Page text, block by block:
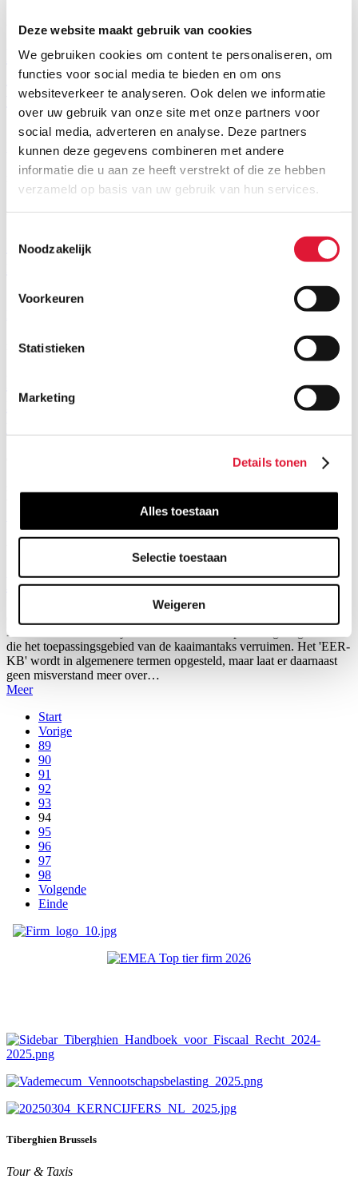
Deze website maakt gebruik van cookies
We gebruiken cookies om content te personaliseren, om
functies voor social media te bieden en om ons
websiteverkeer te analyseren. Ook delen we informatie
over uw gebruik van onze site met onze partners voor
social media, adverteren en analyse. Deze partners
kunnen deze gegevens combineren met andere
informatie die u aan ze heeft verstrekt of die ze hebben
verzameld op basis van uw gebruik van hun services.
Noodzakelijk
Voorkeuren
Statistieken
Marketing
Details tonen
Alles toestaan
Selectie toestaan
Weigeren
De Advocatenvennootschap - Impact van
de hervorming van de
vennootschapsbelasting & Actualiteiten
Spreker: Katrien Bollen en Ben Van Vlierden
Meer
22 augustus 2018 | 11.00u - 13.00u | Brussel
Internationale uitwisseling van fiscale
Spreker:Niels Diepvens
Nieuws
Btw en onroerende verhuur: wat u zeker
moet weten over het definitief
In diverse eerdere nieuwsbrieven hebben we reeds bericht over de
Kaaimantaks, a never ending story
De ministerraad van 8 juni heeft twee ontwerp-KB's goedgekeurd
die het toepassingsgebied van de kaaimantaks verruimen. Het 'EER-
KB' wordt in algemenere termen opgesteld, maar laat er daarnaast
geen misverstand meer over…
Meer
Start
Vorige
89
90
91
92
93
94
95
96
97
98
Volgende
Einde
Tiberghien Brussels
Tour & Taxis